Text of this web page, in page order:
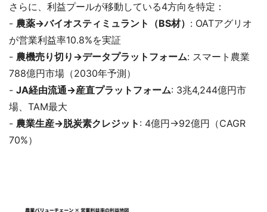
さらに、利益プールが移動している4方向を特定：
- 農薬→バイオスティミュラント（BS材） : OATアグリオ
が営業利益率10.8%を実証
- 農機売り切り→データプラットフォーム: スマート農業
788億円市場（2030年予測）
- JA経由流通→産直プラットフォーム: 3兆4,244億円市
場、TAM最大
- 農業生産→脱炭素クレジット : 4億円→92億円（CAGR
70%）